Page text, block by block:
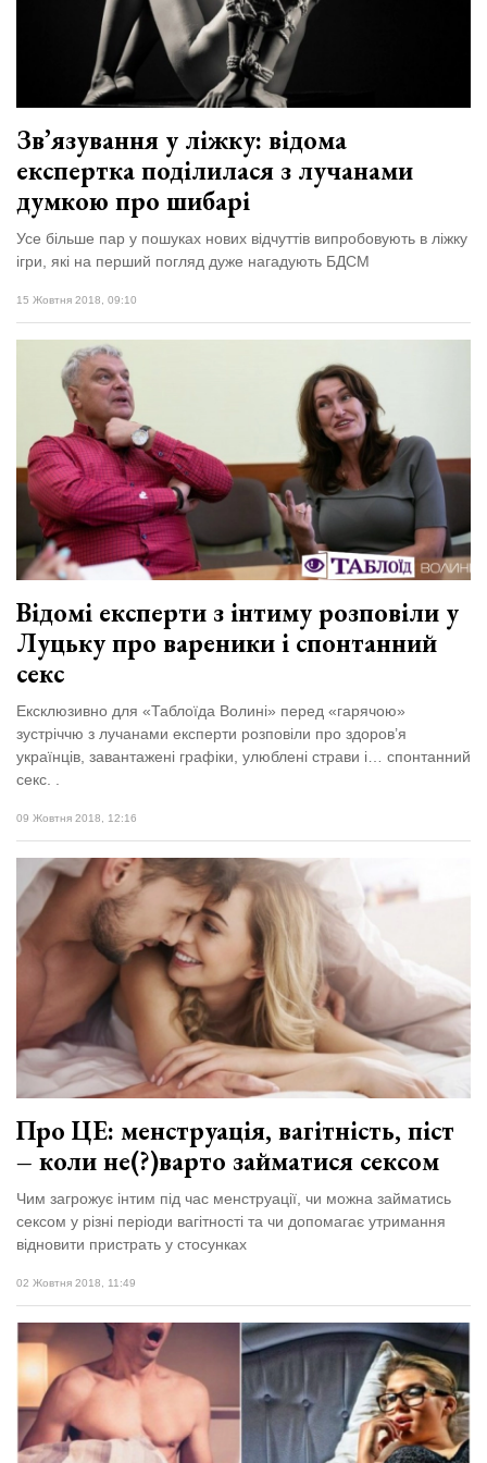
Зв’язування у ліжку: відома
експертка поділилася з лучанами
думкою про шибарі
Усе більше пар у пошуках нових відчуттів випробовують в ліжку
ігри, які на перший погляд дуже нагадують БДСМ
15 Жовтня 2018, 09:10
Відомі експерти з інтиму розповіли у
Луцьку про вареники і спонтанний
секс
Ексклюзивно для «Таблоїда Волині» перед «гарячою»
зустріччю з лучанами експерти розповіли про здоров’я
українців, завантажені графіки, улюблені страви і… спонтанний
секс. .
09 Жовтня 2018, 12:16
Про ЦЕ: менструація, вагітність, піст
– коли не(?)варто займатися сексом
Чим загрожує інтим під час менструації, чи можна займатись
сексом у різні періоди вагітності та чи допомагає утримання
відновити пристрать у стосунках
02 Жовтня 2018, 11:49